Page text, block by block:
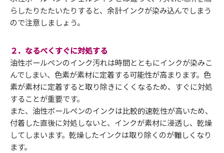
らしたりたたいたりすると、余計インクが染み込んでしまう
ので注意しましょう。
２．なるべくすぐに対処する
油性ボールペンのインク汚れは時間とともにインクが染みこ
んでしまい、色素が素材に定着する可能性が高まります。色
素が素材に定着すると取り除きにくくなるため、すぐに対処
することが重要です。
また、油性ボールペンのインクは比較的速乾性が高いため、
付着した直後に対処しないと、インクが素材に浸透し、乾燥
してしまいます。乾燥したインクは取り除くのが難しくなり
ます。